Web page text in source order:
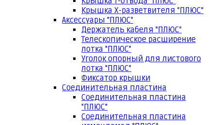
Крышка Х-разветвителя "ПЛЮС"
Аксессуары "ПЛЮС"
Держатель кабеля "ПЛЮС"
Телескопическое расширение
лотка "ПЛЮС"
Уголок опорный для листового
лотка "ПЛЮС"
Фиксатор крышки
Соединительная пластина
Соединительная пластина
"ПЛЮС"
Соединительная пластина